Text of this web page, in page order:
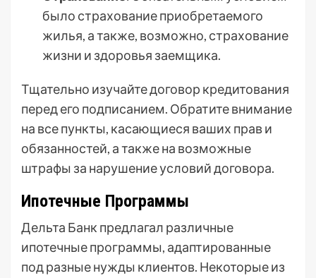
было страхование приобретаемого
жилья, а также, возможно, страхование
жизни и здоровья заемщика.
Тщательно изучайте договор кредитования
перед его подписанием. Обратите внимание
на все пункты, касающиеся ваших прав и
обязанностей, а также на возможные
штрафы за нарушение условий договора.
Ипотечные Программы
Дельта Банк предлагал различные
ипотечные программы, адаптированные
под разные нужды клиентов. Некоторые из